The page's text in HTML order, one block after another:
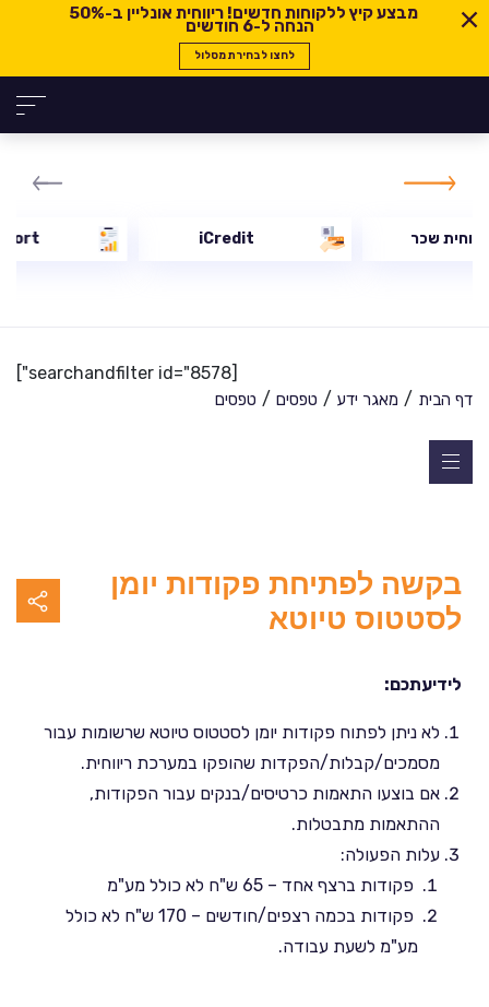
מבצע קיץ ללקוחות חדשים! ריווחית אונליין ב-50%
הנחה ל-6 חודשים
לחצו לבחירת מסלול
ריווחית שכר iCredit
[searchandfilter id="8578"]
דף הבית / מאגר ידע / טפסים / טפסים
בקשה לפתיחת פקודות יומן
לסטטוס טיוטא
לידיעתכם:
לא ניתן לפתוח פקודות יומן לסטטוס טיוטא שרשומות עבור
מסמכים/קבלות/הפקדות שהופקו במערכת ריווחית.
אם בוצעו התאמות כרטיסים/בנקים עבור הפקודות,
ההתאמות מתבטלות.
עלות הפעולה:
פקודות ברצף אחד – 65 ש"ח לא כולל מע"מ
פקודות בכמה רצפים/חודשים – 170 ש"ח לא כולל
מע"מ לשעת עבודה.